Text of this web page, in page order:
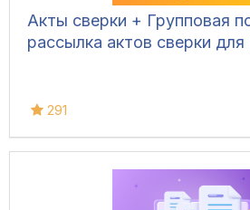
Акты сверки + Групповая
рассылка актов сверки для
291